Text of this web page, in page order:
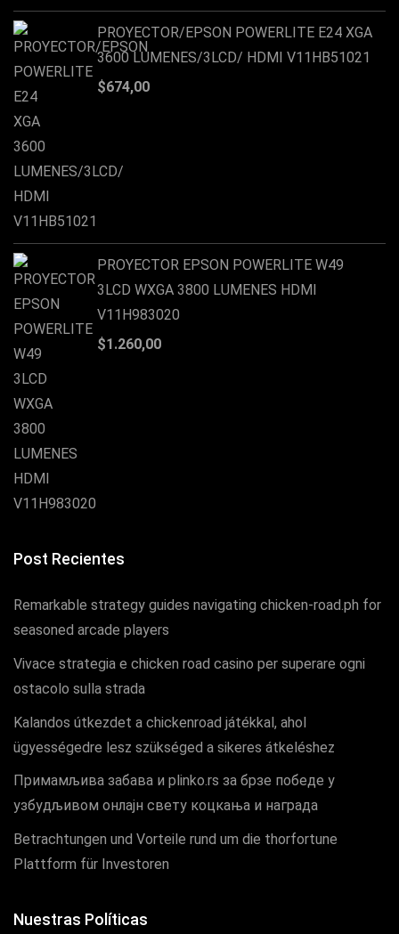
PROYECTOR/EPSON POWERLITE E24 XGA
3600 LUMENES/3LCD/ HDMI V11HB51021
$674,00
PROYECTOR EPSON POWERLITE W49
3LCD WXGA 3800 LUMENES HDMI
V11H983020
$1.260,00
Post Recientes
Remarkable strategy guides navigating chicken-road.ph for
seasoned arcade players
Vivace strategia e chicken road casino per superare ogni
ostacolo sulla strada
Kalandos útkezdet a chickenroad játékkal, ahol
ügyességedre lesz szükséged a sikeres átkeléshez
Примамљива забава и plinko.rs за брзе победе у
узбудљивом онлајн свету коцкања и награда
Betrachtungen und Vorteile rund um die thorfortune
Plattform für Investoren
Nuestras Políticas